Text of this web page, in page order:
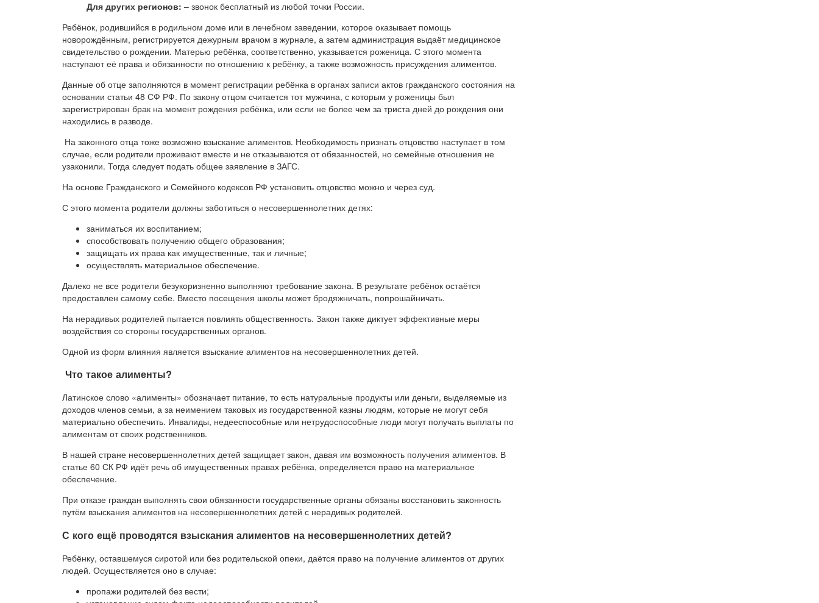
Для других регионов: – звонок бесплатный из любой точки России.
Ребёнок, родившийся в родильном доме или в лечебном заведении, которое оказывает помощь
новорождённым, регистрируется дежурным врачом в журнале, а затем администрация выдаёт медицинское
свидетельство о рождении. Матерью ребёнка, соответственно, указывается роженица. С этого момента
наступают её права и обязанности по отношению к ребёнку, а также возможность присуждения алиментов.
Данные об отце заполняются в момент регистрации ребёнка в органах записи актов гражданского состояния на
основании статьи 48 СФ РФ. По закону отцом считается тот мужчина, с которым у роженицы был
зарегистрирован брак на момент рождения ребёнка, или если не более чем за триста дней до рождения они
находились в разводе.
На законного отца тоже возможно взыскание алиментов. Необходимость признать отцовство наступает в том
случае, если родители проживают вместе и не отказываются от обязанностей, но семейные отношения не
узаконили. Тогда следует подать общее заявление в ЗАГС.
На основе Гражданского и Семейного кодексов РФ установить отцовство можно и через суд.
С этого момента родители должны заботиться о несовершеннолетних детях:
заниматься их воспитанием;
способствовать получению общего образования;
защищать их права как имущественные, так и личные;
осуществлять материальное обеспечение.
Далеко не все родители безукоризненно выполняют требование закона. В результате ребёнок остаётся
предоставлен самому себе. Вместо посещения школы может бродяжничать, попрошайничать.
На нерадивых родителей пытается повлиять общественность. Закон также диктует эффективные меры
воздействия со стороны государственных органов.
Одной из форм влияния является взыскание алиментов на несовершеннолетних детей.
Что такое алименты?
Латинское слово «алименты» обозначает питание, то есть натуральные продукты или деньги, выделяемые из
доходов членов семьи, а за неимением таковых из государственной казны людям, которые не могут себя
материально обеспечить. Инвалиды, недееспособные или нетрудоспособные люди могут получать выплаты по
алиментам от своих родственников.
В нашей стране несовершеннолетних детей защищает закон, давая им возможность получения алиментов. В
статье 60 СК РФ идёт речь об имущественных правах ребёнка, определяется право на материальное
обеспечение.
При отказе граждан выполнять свои обязанности государственные органы обязаны восстановить законность
путём взыскания алиментов на несовершеннолетних детей с нерадивых родителей.
С кого ещё проводятся взыскания алиментов на несовершеннолетних детей?
Ребёнку, оставшемуся сиротой или без родительской опеки, даётся право на получение алиментов от других
людей. Осуществляется оно в случае:
пропажи родителей без вести;